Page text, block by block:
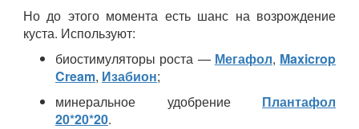
Но до этого момента есть шанс на возрождение
куста. Используют:
биостимуляторы роста — Мегафол, Maxicrop
Cream, Изабион;
минеральное удобрение Плантафол
20*20*20.